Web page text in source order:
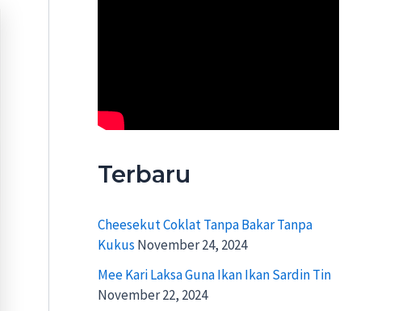
Terbaru
Cheesekut Coklat Tanpa Bakar Tanpa
Kukus November 24, 2024
Mee Kari Laksa Guna Ikan Ikan Sardin Tin
November 22, 2024